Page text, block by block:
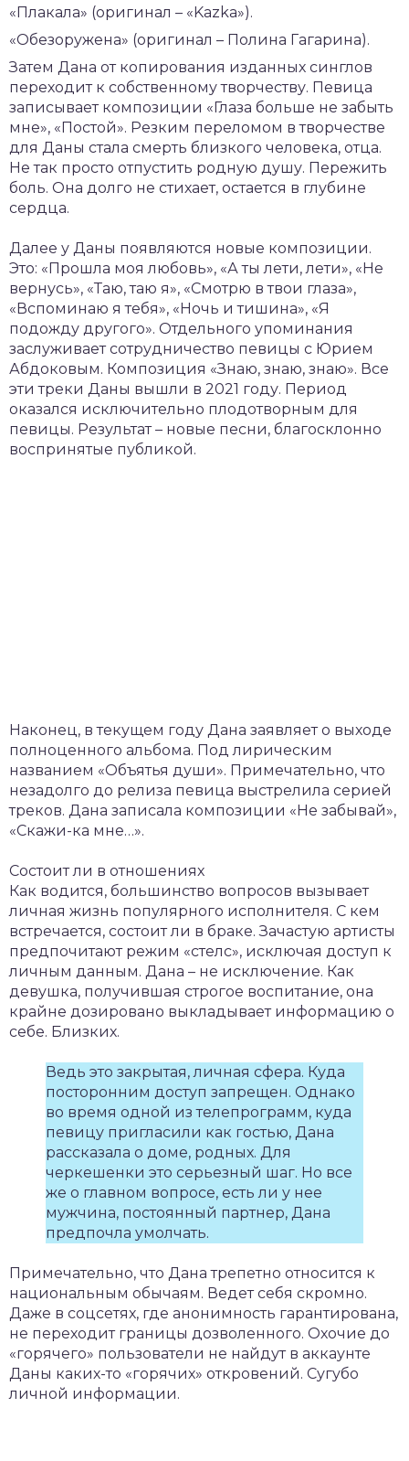
«Плакала» (оригинал – «Kazka»).
«Обезоружена» (оригинал – Полина Гагарина).
Затем Дана от копирования изданных синглов
переходит к собственному творчеству. Певица
записывает композиции «Глаза больше не забыть
мне», «Постой». Резким переломом в творчестве
для Даны стала смерть близкого человека, отца.
Не так просто отпустить родную душу. Пережить
боль. Она долго не стихает, остается в глубине
сердца.
Далее у Даны появляются новые композиции.
Это: «Прошла моя любовь», «А ты лети, лети», «Не
вернусь», «Таю, таю я», «Смотрю в твои глаза»,
«Вспоминаю я тебя», «Ночь и тишина», «Я
подожду другого». Отдельного упоминания
заслуживает сотрудничество певицы с Юрием
Абдоковым. Композиция «Знаю, знаю, знаю». Все
эти треки Даны вышли в 2021 году. Период
оказался исключительно плодотворным для
певицы. Результат – новые песни, благосклонно
воспринятые публикой.
Наконец, в текущем году Дана заявляет о выходе
полноценного альбома. Под лирическим
названием «Объятья души». Примечательно, что
незадолго до релиза певица выстрелила серией
треков. Дана записала композиции «Не забывай»,
«Скажи-ка мне…».
Состоит ли в отношениях
Как водится, большинство вопросов вызывает
личная жизнь популярного исполнителя. С кем
встречается, состоит ли в браке. Зачастую артисты
предпочитают режим «стелс», исключая доступ к
личным данным. Дана – не исключение. Как
девушка, получившая строгое воспитание, она
крайне дозировано выкладывает информацию о
себе. Близких.
Ведь это закрытая, личная сфера. Куда
посторонним доступ запрещен. Однако
во время одной из телепрограмм, куда
певицу пригласили как гостью, Дана
рассказала о доме, родных. Для
черкешенки это серьезный шаг. Но все
же о главном вопросе, есть ли у нее
мужчина, постоянный партнер, Дана
предпочла умолчать.
Примечательно, что Дана трепетно относится к
национальным обычаям. Ведет себя скромно.
Даже в соцсетях, где анонимность гарантирована,
не переходит границы дозволенного. Охочие до
«горячего» пользователи не найдут в аккаунте
Даны каких-то «горячих» откровений. Сугубо
личной информации.